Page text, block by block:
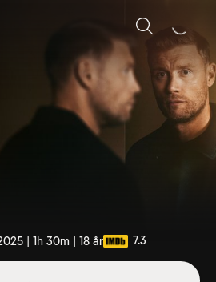
Sök
| 1h 30m | 18 år 7.3